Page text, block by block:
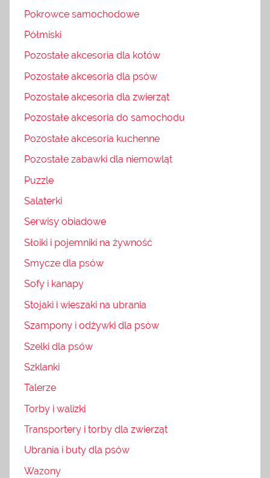
Pokrowce samochodowe
Półmiski
Pozostałe akcesoria dla kotów
Pozostałe akcesoria dla psów
Pozostałe akcesoria dla zwierząt
Pozostałe akcesoria do samochodu
Pozostałe akcesoria kuchenne
Pozostałe zabawki dla niemowląt
Puzzle
Salaterki
Serwisy obiadowe
Słoiki i pojemniki na żywność
Smycze dla psów
Sofy i kanapy
Stojaki i wieszaki na ubrania
Szampony i odżywki dla psów
Szelki dla psów
Szklanki
Talerze
Torby i walizki
Transportery i torby dla zwierząt
Ubrania i buty dla psów
Wazony